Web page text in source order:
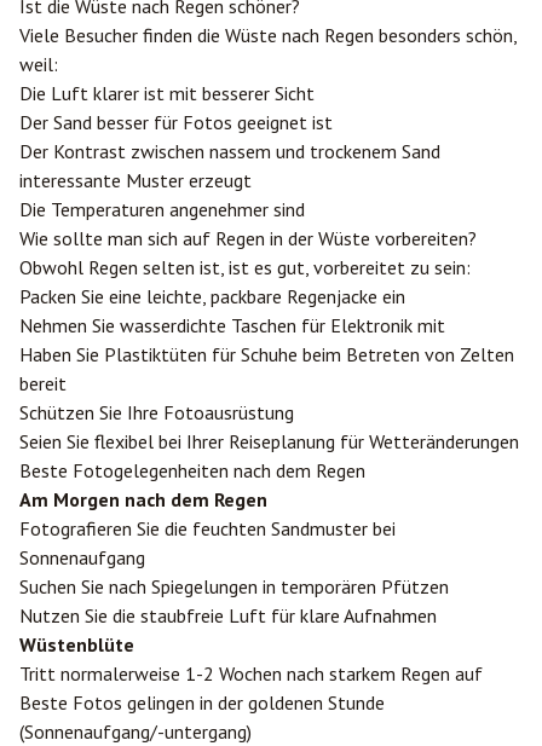
Ist die Wüste nach Regen schöner?
Viele Besucher finden die Wüste nach Regen besonders schön,
weil:
Die Luft klarer ist mit besserer Sicht
Der Sand besser für Fotos geeignet ist
Der Kontrast zwischen nassem und trockenem Sand
interessante Muster erzeugt
Die Temperaturen angenehmer sind
Wie sollte man sich auf Regen in der Wüste vorbereiten?
Obwohl Regen selten ist, ist es gut, vorbereitet zu sein:
Packen Sie eine leichte, packbare Regenjacke ein
Nehmen Sie wasserdichte Taschen für Elektronik mit
Haben Sie Plastiktüten für Schuhe beim Betreten von Zelten
bereit
Schützen Sie Ihre Fotoausrüstung
Seien Sie flexibel bei Ihrer Reiseplanung für Wetteränderungen
Beste Fotogelegenheiten nach dem Regen
Am Morgen nach dem Regen
Fotografieren Sie die feuchten Sandmuster bei
Sonnenaufgang
Suchen Sie nach Spiegelungen in temporären Pfützen
Nutzen Sie die staubfreie Luft für klare Aufnahmen
Wüstenblüte
Tritt normalerweise 1-2 Wochen nach starkem Regen auf
Beste Fotos gelingen in der goldenen Stunde
(Sonnenaufgang/-untergang)